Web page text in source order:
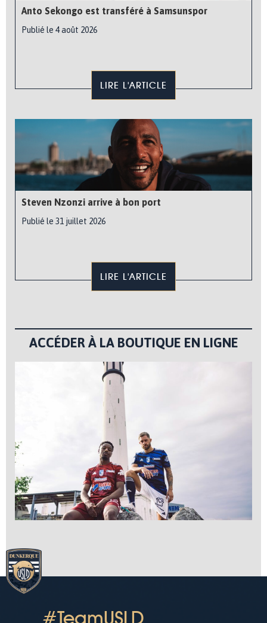
Anto Sekongo est transféré à Samsunspor
Publié le 4 août 2026
LIRE L'ARTICLE
Steven Nzonzi arrive à bon port
Publié le 31 juillet 2026
LIRE L'ARTICLE
ACCÉDER À LA BOUTIQUE EN LIGNE
#TeamUSLD